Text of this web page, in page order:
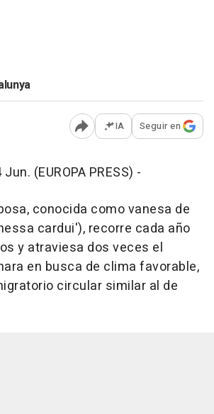
Abrir opciones para
IA Seguir en
(EUROPA PRESS) -
conocida como vanesa de
cardui'), recorre cada año
y atraviesa dos veces el
en busca de clima favorable,
circular similar al de